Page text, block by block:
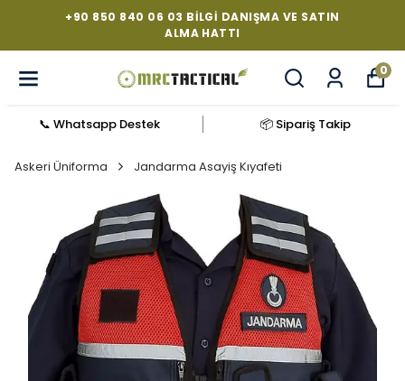
+90 850 840 06 03 BILGI DANIŞMA VE SATIN
ALMA HATTI
0
📞 Whatsapp Destek 📦 Sipariş Takip
Askeri Üniforma Jandarma Asayiş Kıyafeti